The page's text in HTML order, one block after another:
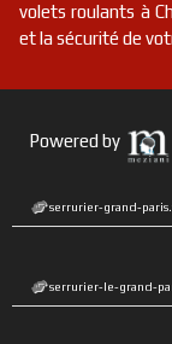
volets roulants à
et la sécurité de
Powered by
serrurier-grand-
serrurier-le-grand-